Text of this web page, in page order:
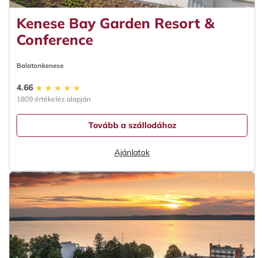
Kenese Bay Garden Resort &
Conference
Balatonkenese
4.66
1809 értékelés alapján
Tovább a szállodához
Ajánlatok